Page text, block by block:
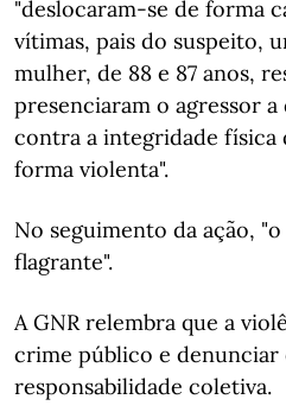
"deslocaram-se de forma
vítimas, pais do suspeito,
mulher, de 88 e 87 anos,
presenciaram o agressor
contra a integridade física
forma violenta".
No seguimento da ação,
flagrante".
A GNR relembra que a
crime público e denunciar
responsabilidade coletiva.